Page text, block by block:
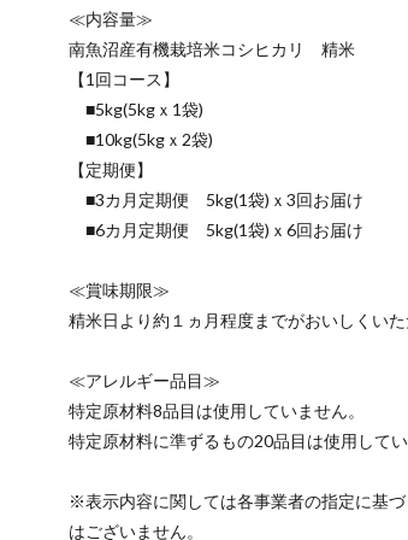
≪内容量≫
南魚沼産有機栽培米コシヒカリ 精米
【1回コース】
■5kg(5kgｘ1袋)
■10kg(5kgｘ2袋)
【定期便】
■3カ月定期便 5kg(1袋)ｘ3回お届け
■6カ月定期便 5kg(1袋)ｘ6回お届け
≪賞味期限≫
精米日より約１ヵ月程度までがおいしくいた
≪アレルギー品目≫
特定原材料8品目は使用していません。
特定原材料に準ずるもの20品目は使用してい
※表示内容に関しては各事業者の指定に基
はございません。